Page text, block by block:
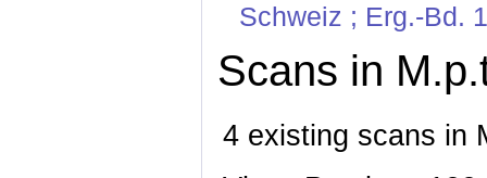
Schweiz ; Erg.-Bd.
Scans in
4 existing scans in